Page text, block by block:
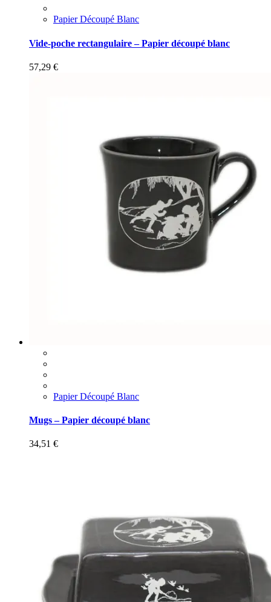
Papier Découpé Blanc
Vide-poche rectangulaire – Papier découpé blanc
57,29 €
Papier Découpé Blanc
Mugs – Papier découpé blanc
34,51 €